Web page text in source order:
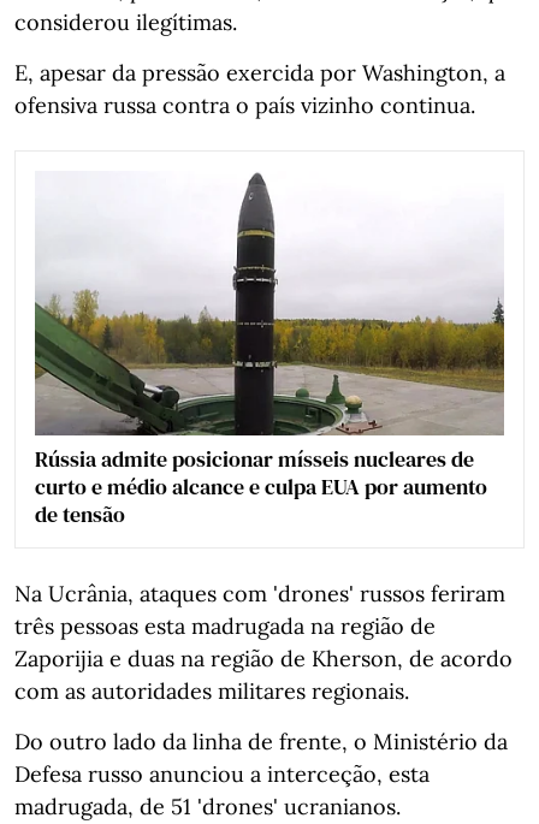
considerou ilegítimas.
E, apesar da pressão exercida por Washington, a
ofensiva russa contra o país vizinho continua.
Rússia admite posicionar mísseis nucleares de
curto e médio alcance e culpa EUA por aumento
de tensão
Na Ucrânia, ataques com 'drones' russos feriram
três pessoas esta madrugada na região de
Zaporijia e duas na região de Kherson, de acordo
com as autoridades militares regionais.
Do outro lado da linha de frente, o Ministério da
Defesa russo anunciou a interceção, esta
madrugada, de 51 'drones' ucranianos.